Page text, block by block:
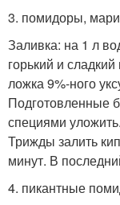
3. помидоры,
Заливка: на 1 л
горький и
ложка 9%-ного
Подготовленные
специями уложить.
Трижды залить
минут. В
4. пикантные